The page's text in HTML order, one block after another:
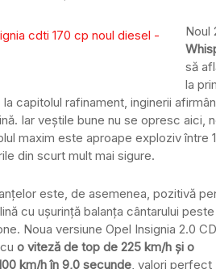
Noul
să
la
capitolul rafinament, inginerii
Iar veștile bune nu se opresc aici,
maxim este aproape exploziv între
din scurt mult mai sigure.
este, de asemenea, pozitivă
cu uşurinţă balanța cântarului peste
Noua versiune Opel Insignia 2.0
o viteză de top de 225 km/h și o
km/h în 9,0 secunde, valori perfect